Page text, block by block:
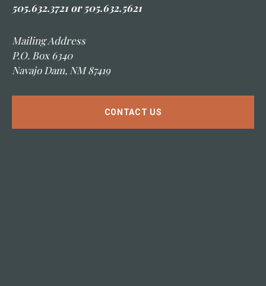
505.632.3721 or 505.632.5621
Mailing Address
P.O. Box 6340
Navajo Dam, NM 87419
CONTACT US